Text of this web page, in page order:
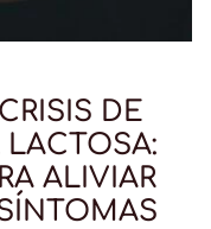
DE
ALIVIAR